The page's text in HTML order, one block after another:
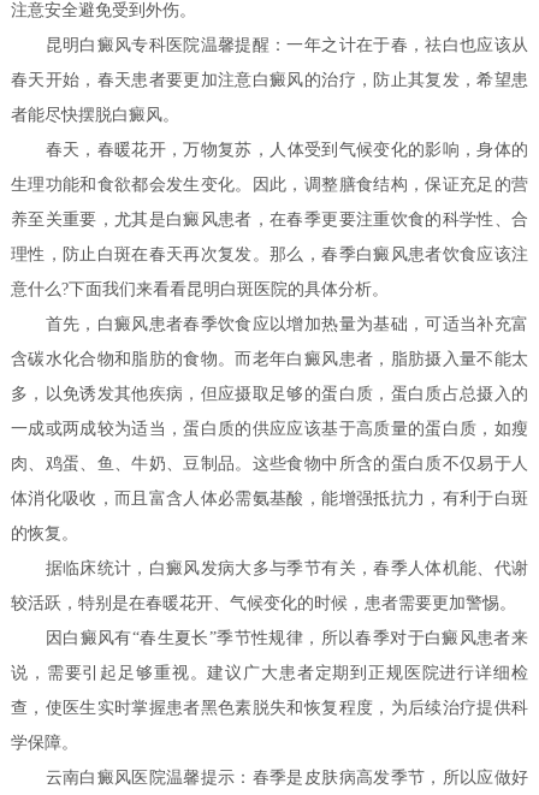
注意安全避免受到外伤。
昆明白癜风专科医院温馨提醒：一年之计在于春，祛白也应该从
春天开始，春天患者要更加注意白癜风的治疗，防止其复发，希望患
者能尽快摆脱白癜风。
春天，春暖花开，万物复苏，人体受到气候变化的影响，身体的
生理功能和食欲都会发生变化。因此，调整膳食结构，保证充足的营
养至关重要，尤其是白癜风患者，在春季更要注重饮食的科学性、合
理性，防止白斑在春天再次复发。那么，春季白癜风患者饮食应该注
意什么?下面我们来看看昆明白斑医院的具体分析。
首先，白癜风患者春季饮食应以增加热量为基础，可适当补充富
含碳水化合物和脂肪的食物。而老年白癜风患者，脂肪摄入量不能太
多，以免诱发其他疾病，但应摄取足够的蛋白质，蛋白质占总摄入的
一成或两成较为适当，蛋白质的供应应该基于高质量的蛋白质，如瘦
肉、鸡蛋、鱼、牛奶、豆制品。这些食物中所含的蛋白质不仅易于人
体消化吸收，而且富含人体必需氨基酸，能增强抵抗力，有利于白斑
的恢复。
据临床统计，白癜风发病大多与季节有关，春季人体机能、代谢
较活跃，特别是在春暖花开、气候变化的时候，患者需要更加警惕。
因白癜风有“春生夏长”季节性规律，所以春季对于白癜风患者来
说，需要引起足够重视。建议广大患者定期到正规医院进行详细检
查，使医生实时掌握患者黑色素脱失和恢复程度，为后续治疗提供科
学保障。
云南白癜风医院温馨提示：春季是皮肤病高发季节，所以应做好